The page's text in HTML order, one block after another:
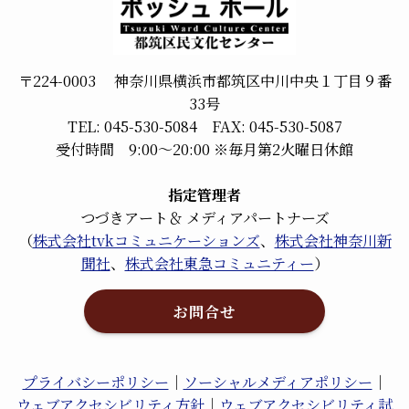
〒224-0003 神奈川県横浜市都筑区中川中央１丁目９番
33号
TEL: 045-530-5084 FAX: 045-530-5087
受付時間 9:00～20:00 ※毎月第2火曜日休館
指定管理者
つづきアート＆ メディアパートナーズ
（株式会社tvkコミュニケーションズ、 株式会社神奈川新
聞社、 株式会社東急コミュニティー）
お問合せ
プライバシーポリシー ｜ ソーシャルメディアポリシー ｜